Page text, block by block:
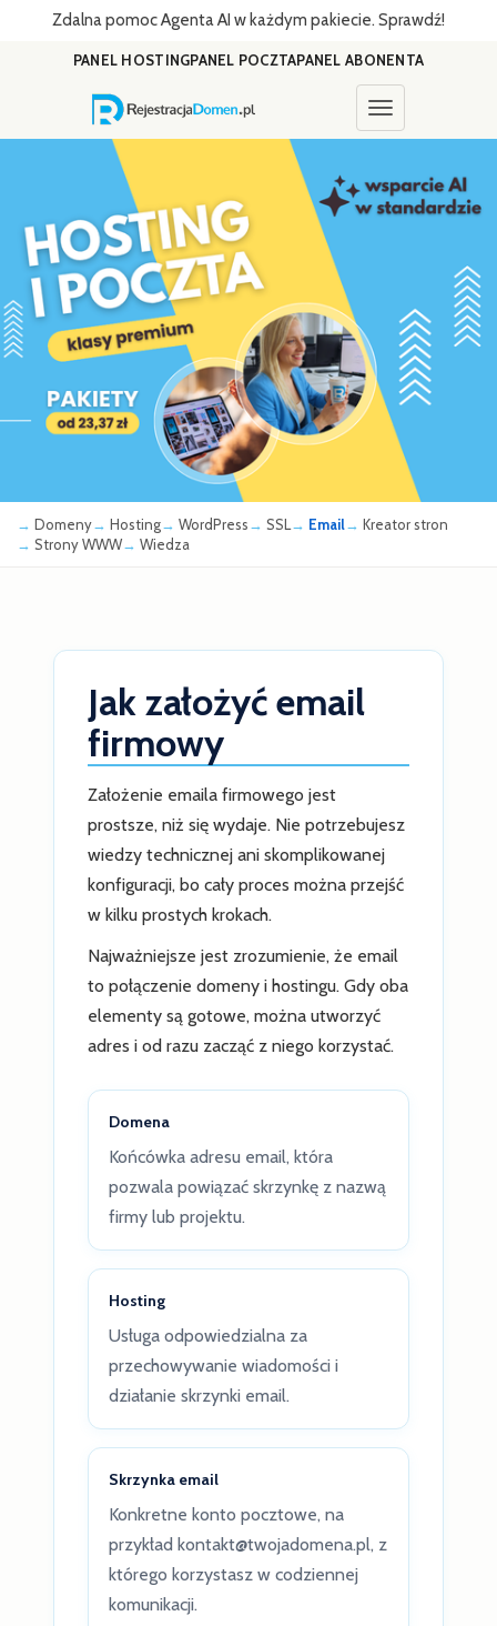
Zdalna pomoc Agenta AI w każdym pakiecie. Sprawdź!
PANEL HOSTINGPANEL POCZTAPANEL ABONENTA
Toggle
Domeny Hosting WordPress SSL Email
Kreator stron
Strony WWW
Wiedza
Jak założyć email
firmowy
Założenie emaila firmowego jest
prostsze, niż się wydaje. Nie potrzebujesz
wiedzy technicznej ani skomplikowanej
konfiguracji, bo cały proces można przejść
w kilku prostych krokach.
Najważniejsze jest zrozumienie, że email
to połączenie domeny i hostingu. Gdy oba
elementy są gotowe, można utworzyć
adres i od razu zacząć z niego korzystać.
Domena
Końcówka adresu email, która
pozwala powiązać skrzynkę z nazwą
firmy lub projektu.
Hosting
Usługa odpowiedzialna za
przechowywanie wiadomości i
działanie skrzynki email.
Skrzynka email
Konkretne konto pocztowe, na
przykład kontakt@twojadomena.pl, z
którego korzystasz w codziennej
komunikacji.